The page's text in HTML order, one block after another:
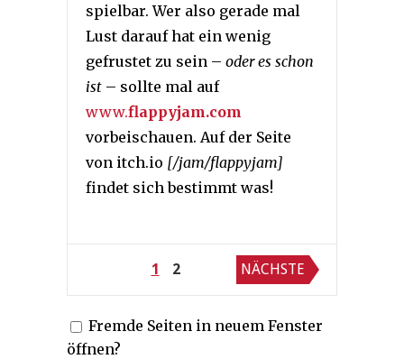
spielbar. Wer also gerade mal
Lust darauf hat ein wenig
gefrustet zu sein – oder es schon
ist – sollte mal auf
www.flappyjam.com
vorbeischauen. Auf der Seite
von itch.io [/jam/flappyjam]
findet sich bestimmt was!
Seitennummerierung
der
Beiträge
1 2 NÄCHSTE
Fremde Seiten in neuem Fenster
öffnen?